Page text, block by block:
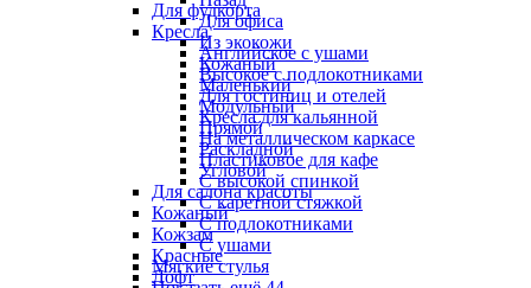
Для фудкорта
Кресла
Английское с ушами
Высокое с подлокотниками
Для гостиниц и отелей
Кресла для кальянной
На металлическом каркасе
Пластиковое для кафе
С высокой спинкой
С каретной стяжкой
С подлокотниками
С ушами
Мягкие стулья
Для офиса
Из экокожи
Кожаный
Маленький
Модульный
Прямой
Раскладной
Угловой
Для салона красоты
Кожаный
Кожзам
Красные
Лофт